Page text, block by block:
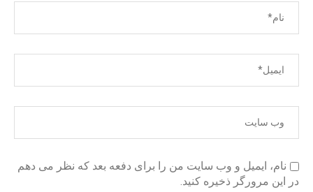
نام، ایمیل و وب سایت من را برای دفعه بعد که نظر می دهم
در این مرورگر ذخیره کنید.